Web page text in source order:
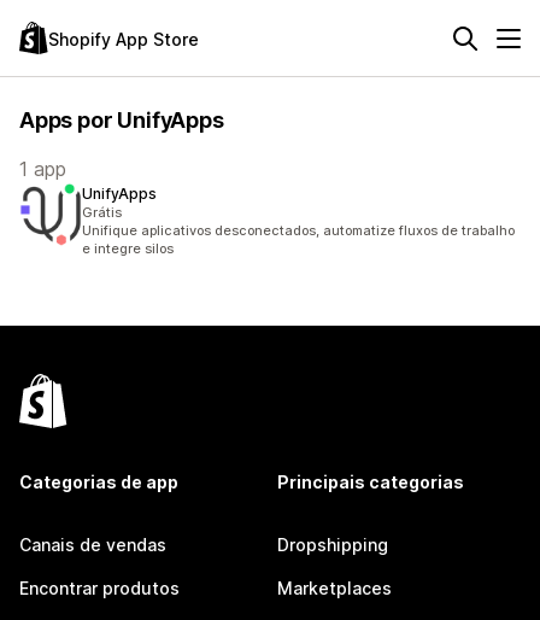
Shopify App Store
Apps por UnifyApps
1 app
UnifyApps
Grátis
Unifique aplicativos desconectados, automatize fluxos de trabalho
e integre silos
Categorias de app
Canais de vendas
Encontrar produtos
Principais categorias
Dropshipping
Marketplaces